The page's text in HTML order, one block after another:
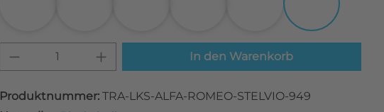
Alu gebürstet Silber
Matt SchwarzTransparent
Produkt Anzahl: Gib den gewünschten
In den Warenkorb
Produktnummer: TRA-LKS-ALFA-ROMEO-STELVIO-949